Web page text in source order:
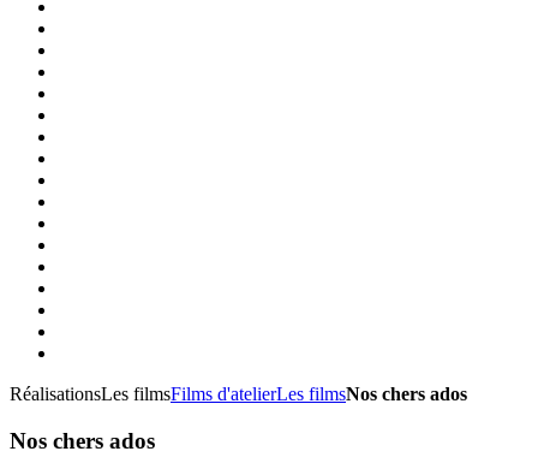
RéalisationsLes filmsFilms d'atelierLes filmsNos chers ados
Nos chers ados